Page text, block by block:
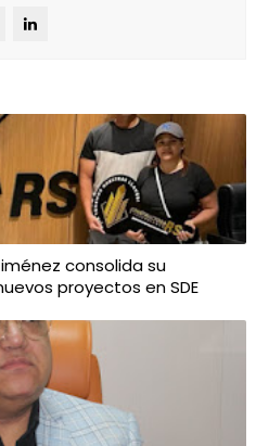
consolida su
proyectos en SDE